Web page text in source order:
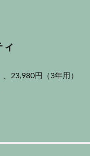
23,980円（3年用）